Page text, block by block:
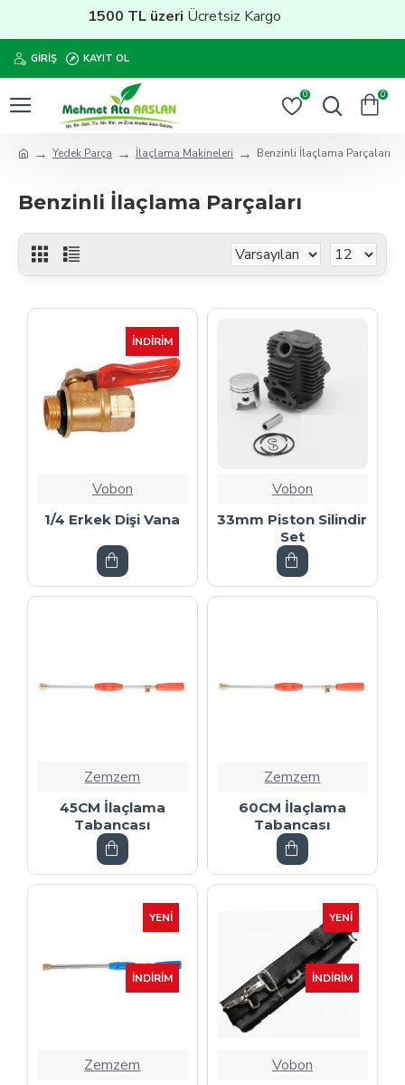
1500 TL üzeriÜcretsiz Kargo
GIRIŞ KAYIT OL
0 0
Yedek Parça İlaçlama Makineleri Benzinli İlaçlama Parçaları
Benzinli İlaçlama Parçaları
İNDIRIM
Vobon
1/4 Erkek Dişi Vana
Vobon
33mm Piston Silindir
Set
Zemzem
45CM İlaçlama
Tabancası
Zemzem
60CM İlaçlama
Tabancası
YENI
İNDIRIM
Zemzem
YENI
İNDIRIM
Vobon